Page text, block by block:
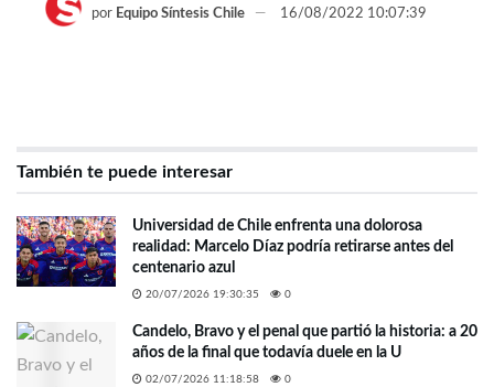
por Equipo Síntesis Chile 16/08/2022 10:07:39
También te puede interesar
Universidad de Chile enfrenta una dolorosa
realidad: Marcelo Díaz podría retirarse antes del
centenario azul
20/07/2026 19:30:35 0
Candelo, Bravo y el penal que partió la historia: a 20
años de la final que todavía duele en la U
02/07/2026 11:18:58 0